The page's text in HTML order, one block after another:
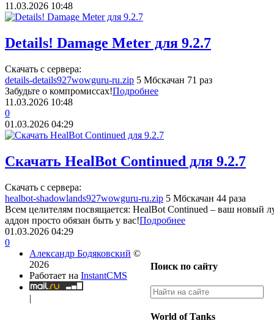
11.03.2026 10:48
Details! Damage Meter для 9.2.7
Скачать с сервера:
details-details927wowguru-ru.zip 5 Мбскачан 71 раз
Забудьте о компромиссах!Подробнее
11.03.2026 10:48
0
01.03.2026 04:29
Скачать HealBot Continued для 9.2.7
Скачать с сервера:
healbot-shadowlands927wowguru-ru.zip 5 Мбскачан 44 раза
Всем целителям посвящается: HealBot Continued – ваш новый
аддон просто обязан быть у вас!Подробнее
01.03.2026 04:29
0
Поиск по сайту
World of Tanks
Александр Бодяковский ©
2026
Работает на InstantCMS
|